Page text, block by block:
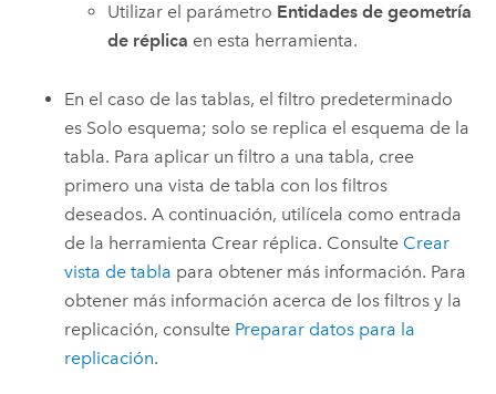
Utilizar el parámetro Entidades de geometría
de réplica en esta herramienta.
En el caso de las tablas, el filtro predeterminado
es Solo esquema; solo se replica el esquema de la
tabla. Para aplicar un filtro a una tabla, cree
primero una vista de tabla con los filtros
deseados. A continuación, utilícela como entrada
de la herramienta Crear réplica. Consulte Crear
vista de tabla para obtener más información. Para
obtener más información acerca de los filtros y la
replicación, consulte Preparar datos para la
replicación.